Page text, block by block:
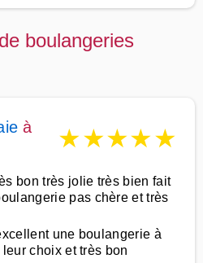
boulangeries
à
★★★★★
bon très jolie très bien fait
pas chère et très
une boulangerie à
leur choix et très bon